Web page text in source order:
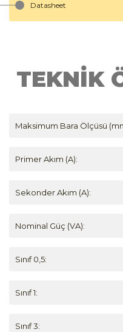
Datasheet
TEKNİK
Maksimum Bara Ölçüsü
Primer Akım (A):
Sekonder Akım (A):
Nominal Güç (VA):
Sınıf 0,5:
Sınıf 1:
Sınıf 3: